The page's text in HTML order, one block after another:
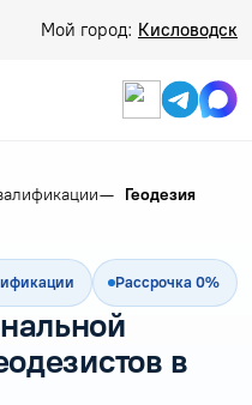
Мой город: Кисловодск
Геодезия
Рассрочка 0%
в